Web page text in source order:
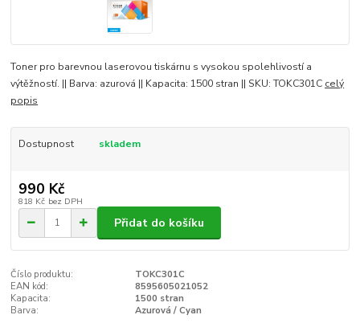
Toner pro barevnou laserovou tiskárnu s vysokou spolehlivostí a
výtěžností. || Barva: azurová || Kapacita: 1500 stran || SKU: TOKC301C celý
popis
Dostupnost skladem
990 Kč
818 Kč bez DPH
Přidat do košíku
Číslo produktu:
TOKC301C
EAN kód:
8595605021052
Kapacita:
1500 stran
Barva:
Azurová / Cyan